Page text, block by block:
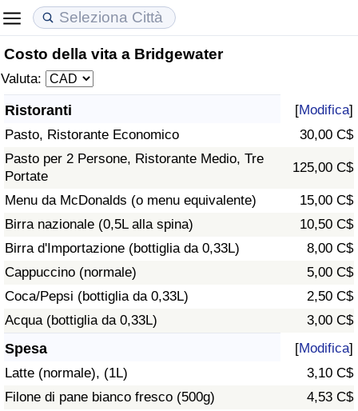
Costo della vita a Bridgewater
Valuta:
Ristoranti [Modifica]
Pasto, Ristorante Economico
30,00 C$
Pasto per 2 Persone, Ristorante Medio, Tre
Portate
125,00 C$
Menu da McDonalds (o menu equivalente)
15,00 C$
Birra nazionale (0,5L alla spina)
10,50 C$
Birra d'Importazione (bottiglia da 0,33L)
8,00 C$
Cappuccino (normale)
5,00 C$
Coca/Pepsi (bottiglia da 0,33L)
2,50 C$
Acqua (bottiglia da 0,33L)
3,00 C$
Spesa [Modifica]
Latte (normale), (1L)
3,10 C$
Filone di pane bianco fresco (500g)
4,53 C$
Costo della vita
Indice Del Costo Della Vita (corrente)
Indice Del Costo Della Vita
Indice del Costo della Vita per Nazione
ad Aqaba
Prezzi degli immobili
Indice del Prezzo delle Case (Corrente)
Indice del Prezzo delle Case
Indice del Prezzo delle Case per Nazione
Qualità della Vita
Indice della Qualità della Vita
Indice della Qualità della Vita (Corrente)
Indice della qualità della vita per Paese
Criminalità
Indice del Tasso di Criminalità (Corrente)
Indice della Criminalità
Indice di criminalità per paese